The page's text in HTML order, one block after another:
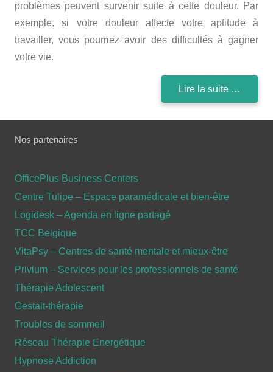
problèmes peuvent survenir suite à cette douleur. Par
exemple, si votre douleur affecte votre aptitude à
travailler, vous pourriez avoir des difficultés à gagner
votre vie.
Lire la suite …
Nos partenaires
OfficePlus Business Centers
Centre Tulipe – Espace paramédicale et bien-être
Logidesk – Agenda en ligne partagé
TCC Belgique
VitaPsy – Centres de santé mentale et mieux-être
Privium – Services pour les professionnels de santé
Thérapie Adolescent
Gestalt-thérapie
Troubles de sommeil
Réseau Thérapie Energétique
Hypnose Addiction